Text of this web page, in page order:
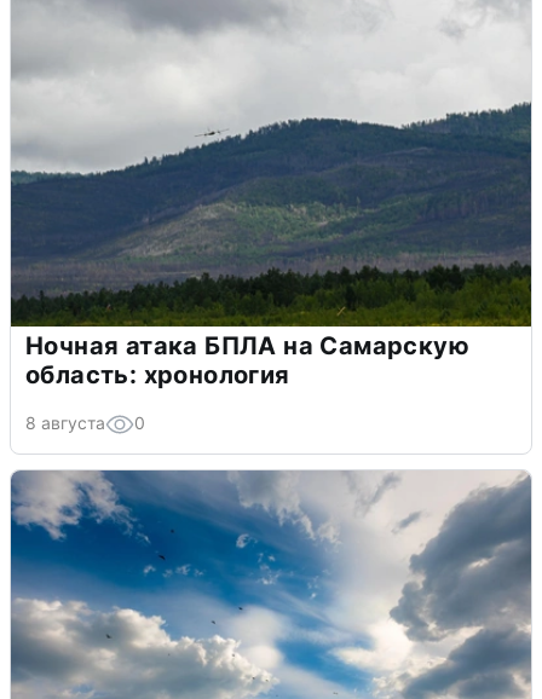
Ночная атака БПЛА на Самарскую
область: хронология
8 августа 0